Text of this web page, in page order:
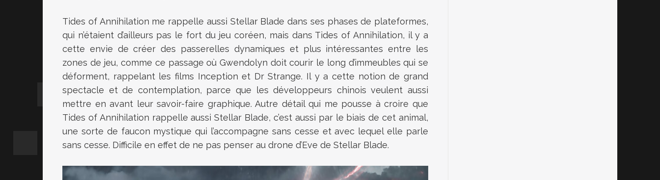
Tides of Annihilation me rappelle aussi Stellar Blade dans ses phases de plateformes,
qui n’étaient d’ailleurs pas le fort du jeu coréen, mais dans Tides of Annihilation, il y a
cette envie de créer des passerelles dynamiques et plus intéressantes entre les
zones de jeu, comme ce passage où Gwendolyn doit courir le long d’immeubles qui se
déforment, rappelant les films Inception et Dr Strange. Il y a cette notion de grand
spectacle et de contemplation, parce que les développeurs chinois veulent aussi
mettre en avant leur savoir-faire graphique. Autre détail qui me pousse à croire que
Tides of Annihilation rappelle aussi Stellar Blade, c’est aussi par le biais de cet animal,
une sorte de faucon mystique qui l’accompagne sans cesse et avec lequel elle parle
sans cesse. Difficile en effet de ne pas penser au drone d’Eve de Stellar Blade.